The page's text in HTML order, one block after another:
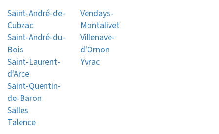
Saint-André-de-
Cubzac
Saint-André-du-
Bois
Saint-Laurent-
d'Arce
Saint-Quentin-
de-Baron
Salles
Talence
Vendays-
Montalivet
Villenave-
d'Ornon
Yvrac